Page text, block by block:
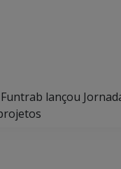
lançou